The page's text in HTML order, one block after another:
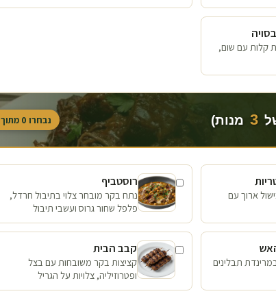
קלות עם שום,
3 מנות) נבחרו 0 מתוך
ארוך עם
רוסטביף
נתח בקר מובחר צלוי בתיבול חרדל,
פלפל שחור גרוס ועשבי תיבול
תבלינים
קבב הבית
קציצות בקר משובחות עם בצל
ופטרוזיליה, צלויות על הגריל